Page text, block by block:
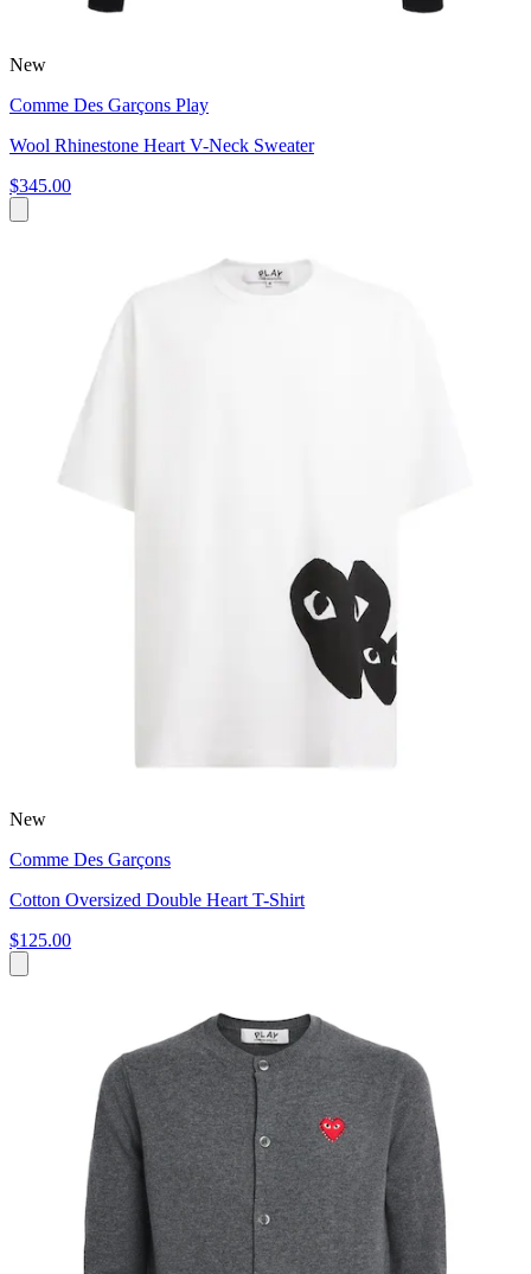
New
Comme Des Garçons Play
Wool Rhinestone Heart V-Neck Sweater
$345.00
New
Comme Des Garçons
Cotton Oversized Double Heart T-Shirt
$125.00